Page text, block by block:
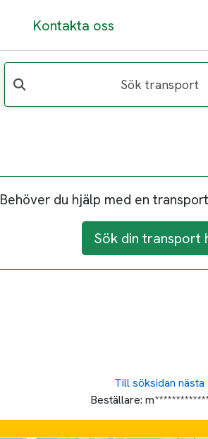
Kontakta oss
Sök transport
Behöver du hjälp med en
Sök din transport
Till söksidan nästa
Beställare: